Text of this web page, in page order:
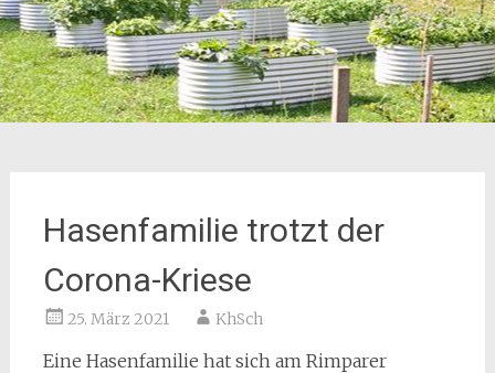
Hasenfamilie trotzt der
Corona-Kriese
25. März 2021 KhSch
Eine Hasenfamilie hat sich am Rimparer